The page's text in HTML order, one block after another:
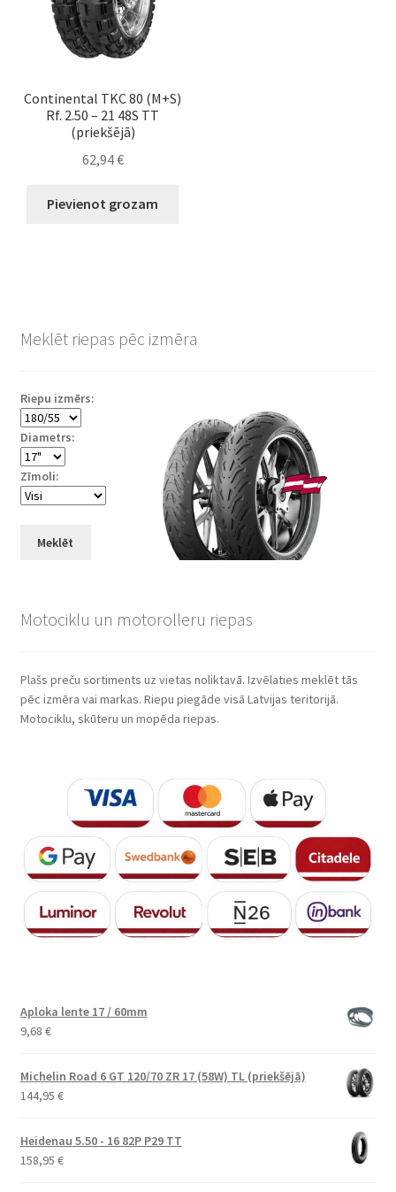
Continental TKC 80 (M+S)
Rf. 2.50 – 21 48S TT
(priekšējā)
62,94€
Pievienot grozam
Meklēt riepas pēc izmēra
Riepu izmērs:
Diametrs:
Zīmoli:
Meklēt
Motociklu un motorolleru riepas
Plašs preču sortiments uz vietas noliktavā. Izvēlaties meklēt tās
pēc izmēra vai markas. Riepu piegāde visā Latvijas teritorijā.
Motociklu, skūteru un mopēda riepas.
Aploka lente 17 / 60mm
9,68 €
Michelin Road 6 GT 120/70 ZR 17 (58W) TL (priekšējā)
144,95 €
Heidenau 5.50 - 16 82P P29 TT
158,95 €